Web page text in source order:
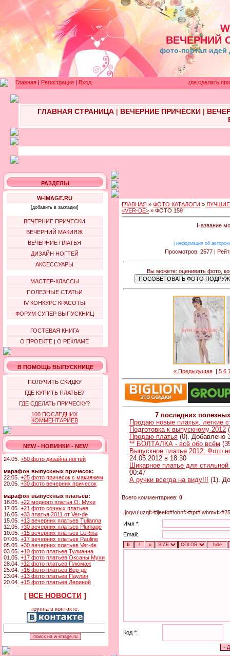
ВЕЧЕРНИЙ
фото-портал идей
Главная | Регистрация | Вход где сделать
ГЛАВНАЯ СТРАНИЦА| ВЕЧЕРНИЕ ПРИЧЕСКИ|
РАЗДЕЛЫ
W-IMAGE.RU
[добавить в закладки]
ВЕЧЕРНИЕ ПРИЧЕСКИ
ВЕЧЕРНИЙ МАКИЯЖ
ВЕЧЕРНИЕ ПЛАТЬЯ
ДИЗАЙН НОГТЕЙ
АКСЕССУАРЫ
МАСТЕР-КЛАССЫ
ПОЛЕЗНЫЕ СТАТЬИ
IV КОНКУРС КРАСОТЫ
ФОРУМ СУПЕР ВЫПУСКНИЦ
ГОСТЕВАЯ КНИГА
О ПРОЕКТЕ | О РЕКЛАМЕ
В ПОМОЩЬ ВЫПУСКНИЦЕ
ПОЛУЧИТЬ СКИДКУ
ГДЕ КУПИТЬ ПЛАТЬЕ?
ГДЕ СДЕЛАТЬ ПРИЧЕСКУ?
100 ПОСЛЕДНИХ
КОММЕНТАРИЕВ
NEW - НОВИНКИ - NEW
24.05. +50 фото дизайна ногтей
марафон выпускных причесок:
22.05. +25 фото причесок с макияжем
20.05. +30 фото вечерних причесок
марафон выпускных платьев:
18.05. +22 модного платья О. Мухи
17.05. +21 фото сочных платьев
16.05. +33 платья 2011 от Ver-de
15.05. +13 вечерних платьев Tulianna
12.05. +30 вечерних платьев Plumage
10.05. +15 вечерних платьев LeRina
07.05. +17 вечерних платьев Pauline
05.05. +30 вечерних платьев Ver-de
03.05. +10 фото платьев Тулианна
01.05. +17 фото платьев Оксаны Мухи
28.04. +12 фото платьев Плюмаж
25.04. +16 фото платьев Вер-де
23.04. +13 фото платьев Паулин
20.04. +15 фото платьев Лериной
[ ВСЕ НОВОСТИ ]
группа в контакте:
ГЛАВНАЯ » ФОТО КАТАЛОГИ »
<VER-DE> » ФОТО 159
Название
информация об
Просмотров: 2577 |
Вы можете: оценивать фото,
« Предыдущая| 5 6
7 последних
Продаю новые платья, легкие
Подготовка к выпускному 2012
Продаю платья (0). Добавлено
** БОЛТАЛКА - всё обо всём
Выпускное платье 2012. Фото
24.05.2012 в 18:30
Шикарное платье для
00:47
А ручки всегда на виду!!! (1).
Всего комментариев: 0
Имя *:
Email:
Код *: